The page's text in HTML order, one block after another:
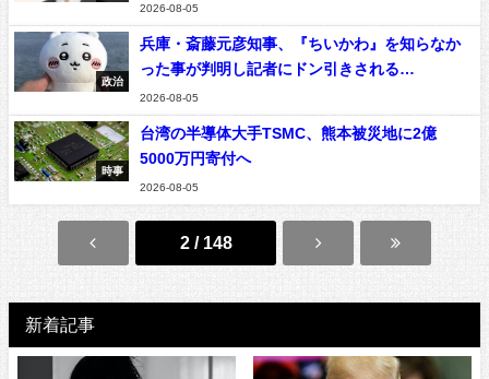
2026-08-05
政治
兵庫・斎藤元彦知事、『ちいかわ』を知らなか
った事が判明し記者にドン引きされる…
2026-08-05
時事
台湾の半導体大手TSMC、熊本被災地に2億
5000万円寄付へ
2026-08-05
2 / 148
新着記事